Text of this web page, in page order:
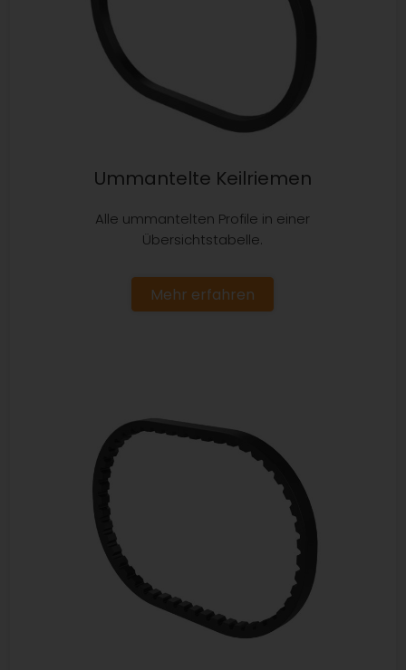
Ummantelte Keilriemen
Alle ummantelten Profile in einer
Übersichtstabelle.
Mehr erfahren